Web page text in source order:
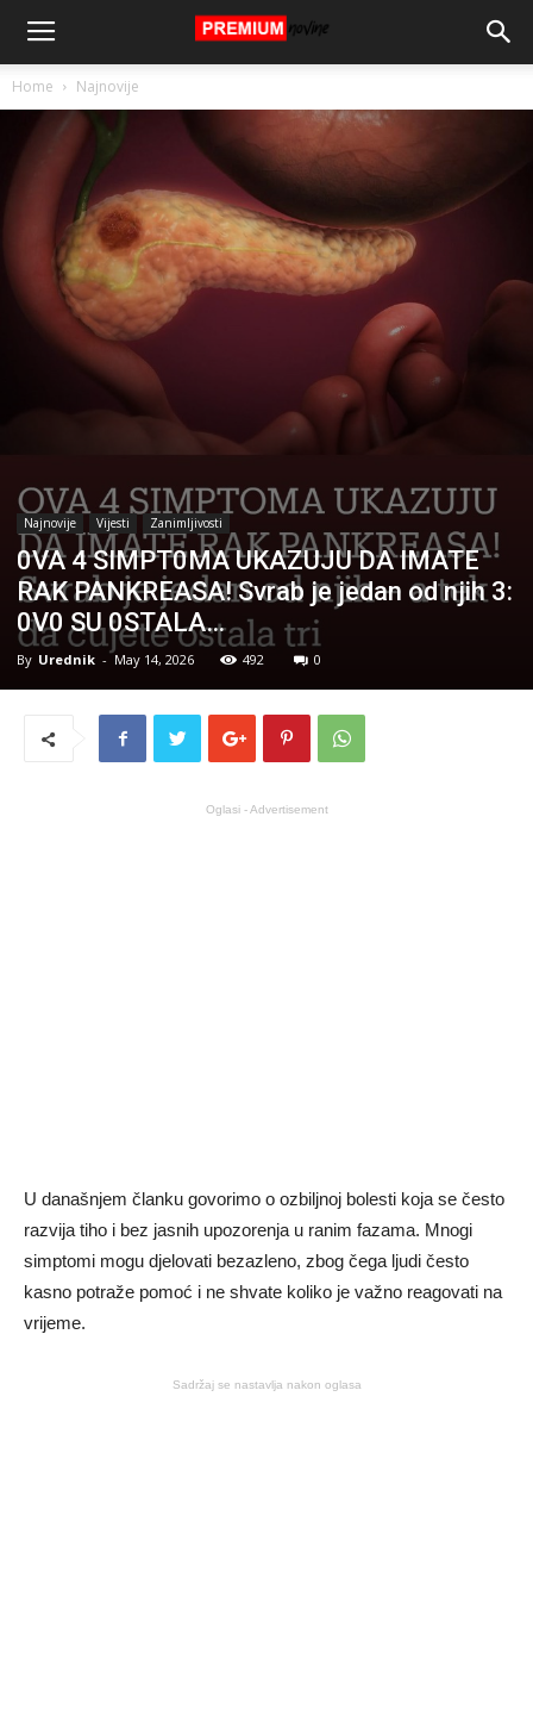
Home Najnovije
Najnovije Vijesti Zanimljivosti
0VA 4 SIMPT0MA UKAZUJU DA IMATE
RAK PANKREASA! Svrab je jedan od njih 3:
0V0 SU 0STALA…
By Urednik - May 14, 2026 492 0
Oglasi - Advertisement
U današnjem članku govorimo o ozbiljnoj bolesti koja se često
razvija tiho i bez jasnih upozorenja u ranim fazama. Mnogi
simptomi mogu djelovati bezazleno, zbog čega ljudi često
kasno potraže pomoć i ne shvate koliko je važno reagovati na
vrijeme.
Sadržaj se nastavlja nakon oglasa